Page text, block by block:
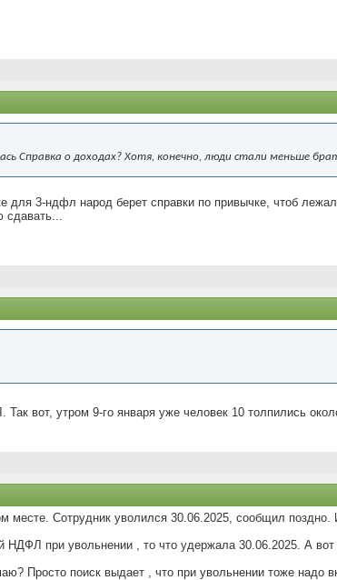
Справка о доходах? Хотя, конечно, люди стали меньше
3-ндфл народ берет справки по привычке, чтоб
сдавать...
вот, утром 9-го января уже человек 10 толпились
месте. Сотрудник уволился 30.06.2025, сообщил
при увольнении , то что удержала 30.06.2025. А
Просто поиск выдает , что при увольнении тоже надо